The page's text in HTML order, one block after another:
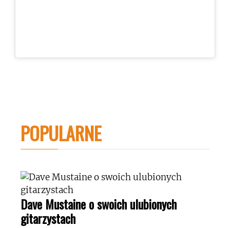
POPULARNE
Dave Mustaine o swoich ulubionych
gitarzystach